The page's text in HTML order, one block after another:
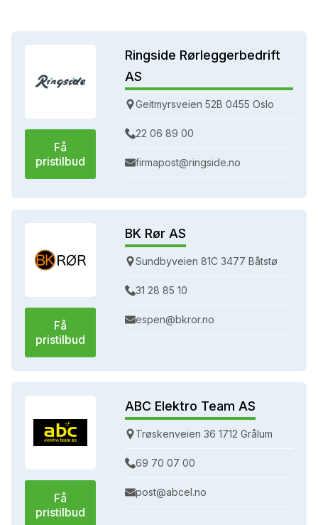
Få
pristilbud
Ringside Rørleggerbedrift
AS
Geitmyrsveien 52B 0455 Oslo
22 06 89 00
firmapost@ringside.no
Få
pristilbud
BK Rør AS
Sundbyveien 81C 3477 Båtstø
31 28 85 10
espen@bkror.no
Få
pristilbud
ABC Elektro Team AS
Trøskenveien 36 1712 Grålum
69 70 07 00
post@abcel.no